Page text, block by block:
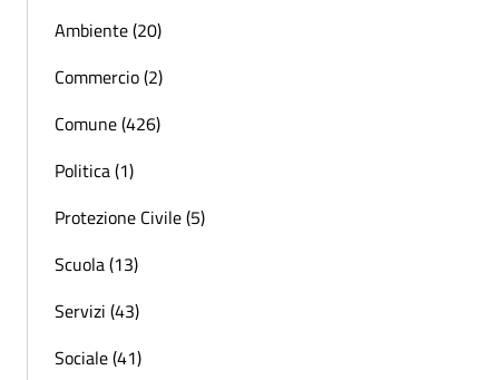
Ambiente (20)
Commercio (2)
Comune (426)
Politica (1)
Protezione Civile (5)
Scuola (13)
Servizi (43)
Sociale (41)